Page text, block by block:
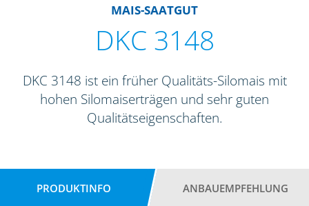
MAIS-SAATGUT
DKC 3148
DKC 3148 ist ein früher Qualitäts-Silomais mit
hohen Silomaiserträgen und sehr guten
Qualitätseigenschaften.
PRODUKTINFO ANBAUEMPFEHLUNG